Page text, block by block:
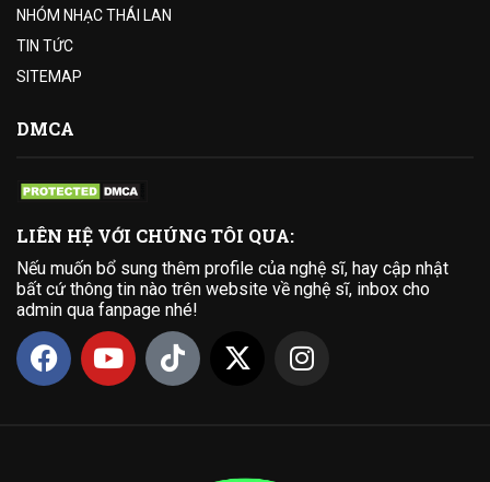
NHÓM NHẠC THÁI LAN
TIN TỨC
SITEMAP
DMCA
LIÊN HỆ VỚI CHÚNG TÔI QUA:
Nếu muốn bổ sung thêm profile của nghệ sĩ, hay cập nhật
bất cứ thông tin nào trên website về nghệ sĩ, inbox cho
admin qua fanpage nhé!